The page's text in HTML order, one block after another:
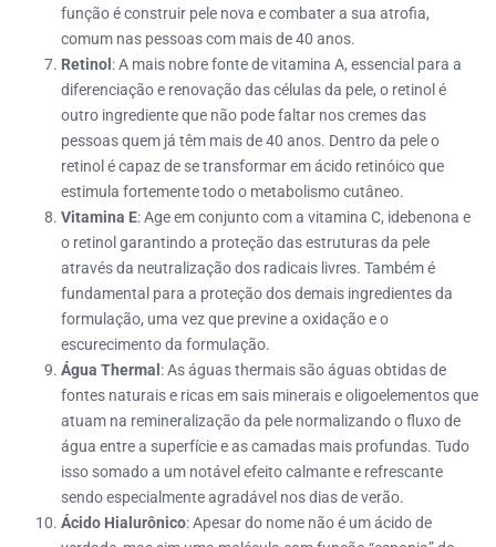
função é construir pele nova e combater a sua atrofia,
comum nas pessoas com mais de 40 anos.
Retinol: A mais nobre fonte de vitamina A, essencial para a
diferenciação e renovação das células da pele, o retinol é
outro ingrediente que não pode faltar nos cremes das
pessoas quem já têm mais de 40 anos. Dentro da pele o
retinol é capaz de se transformar em ácido retinóico que
estimula fortemente todo o metabolismo cutâneo.
Vitamina E: Age em conjunto com a vitamina C, idebenona e
o retinol garantindo a proteção das estruturas da pele
através da neutralização dos radicais livres. Também é
fundamental para a proteção dos demais ingredientes da
formulação, uma vez que previne a oxidação e o
escurecimento da formulação.
Água Thermal: As águas thermais são águas obtidas de
fontes naturais e ricas em sais minerais e oligoelementos que
atuam na remineralização da pele normalizando o fluxo de
água entre a superfície e as camadas mais profundas. Tudo
isso somado a um notável efeito calmante e refrescante
sendo especialmente agradável nos dias de verão.
Ácido Hialurônico: Apesar do nome não é um ácido de